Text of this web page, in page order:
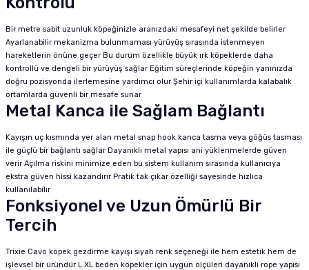
Bir metre sabit uzunluk köpeğinizle aranızdaki mesafeyi net şekilde belirler
Ayarlanabilir mekanizma bulunmaması yürüyüş sırasında istenmeyen
hareketlerin önüne geçer Bu durum özellikle büyük ırk köpeklerde daha
kontrollü ve dengeli bir yürüyüş sağlar Eğitim süreçlerinde köpeğin yanınızda
doğru pozisyonda ilerlemesine yardımcı olur Şehir içi kullanımlarda kalabalık
ortamlarda güvenli bir mesafe sunar
Metal Kanca ile Sağlam Bağlantı
Kayışın uç kısmında yer alan metal snap hook kanca tasma veya göğüs tasması
ile güçlü bir bağlantı sağlar Dayanıklı metal yapısı ani yüklenmelerde güven
verir Açılma riskini minimize eden bu sistem kullanım sırasında kullanıcıya
ekstra güven hissi kazandırır Pratik tak çıkar özelliği sayesinde hızlıca
kullanılabilir
Fonksiyonel ve Uzun Ömürlü Bir
Tercih
Trixie Cavo köpek gezdirme kayışı siyah renk seçeneği ile hem estetik hem de
işlevsel bir üründür L XL beden köpekler için uygun ölçüleri dayanıklı rope yapısı